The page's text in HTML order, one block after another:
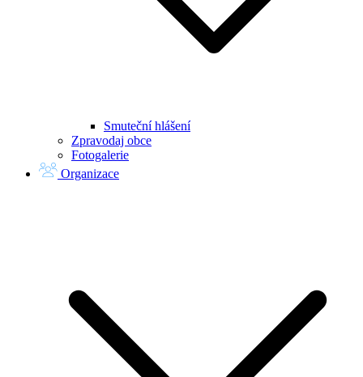
Smuteční hlášení
Zpravodaj obce
Fotogalerie
Organizace